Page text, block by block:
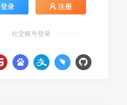
登录 注册
社交账号登录